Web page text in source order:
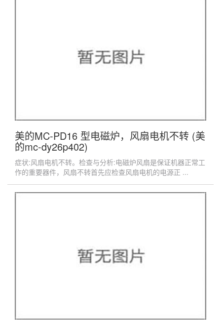
美的MC-PD16 型电磁炉，风扇电机不转 (美
的mc-dy26p402)
症状:风扇电机不转。检查与分析:电磁炉风扇是保证机器正常工
作的重要器件，风扇不转首先应检查风扇电机的电源正 ...